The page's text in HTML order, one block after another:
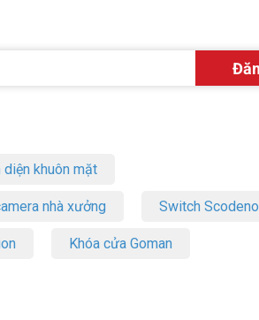
diện khuôn mặt
nhà xưởng Switch Scodeno
Khóa cửa Goman